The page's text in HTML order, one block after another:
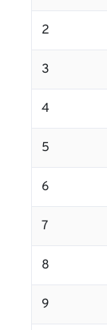
2
3
4
5
6
7
8
9